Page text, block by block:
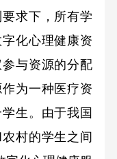
求下，所有学
化心理健康资
与资源的分配
为一种医疗资
生。由于我国
村的学生之间